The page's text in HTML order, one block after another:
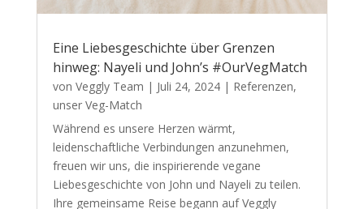
Eine Liebesgeschichte über Grenzen
hinweg: Nayeli und John’s #OurVegMatch
von Veggly Team | Juli 24, 2024| Referenzen,
unser Veg-Match
Während es unsere Herzen wärmt,
leidenschaftliche Verbindungen anzunehmen,
freuen wir uns, die inspirierende vegane
Liebesgeschichte von John und Nayeli zu teilen.
Ihre gemeinsame Reise begann auf Veggly